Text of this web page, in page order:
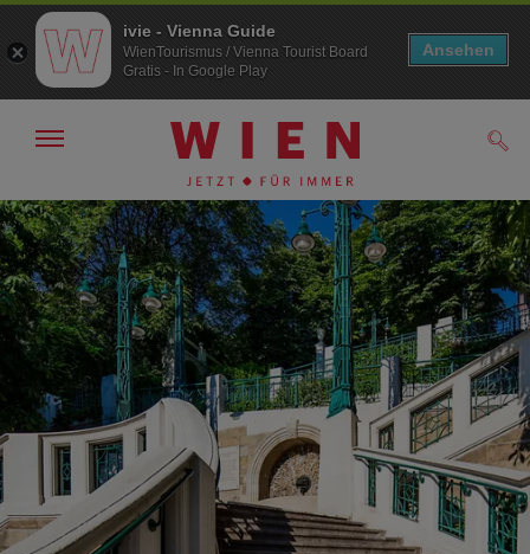
Zur
Navigation
Zum
Inhalt
Navigation
ivie - Vienna Guide
WienTourismus / Vienna Tourist Board
Gratis - In Google Play
Ansehen